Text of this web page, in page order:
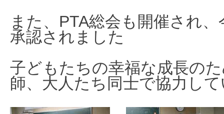
また、PTA総会も開催され
承認されました
子どもたちの幸福な成長の
師、大人たち同士で協力し